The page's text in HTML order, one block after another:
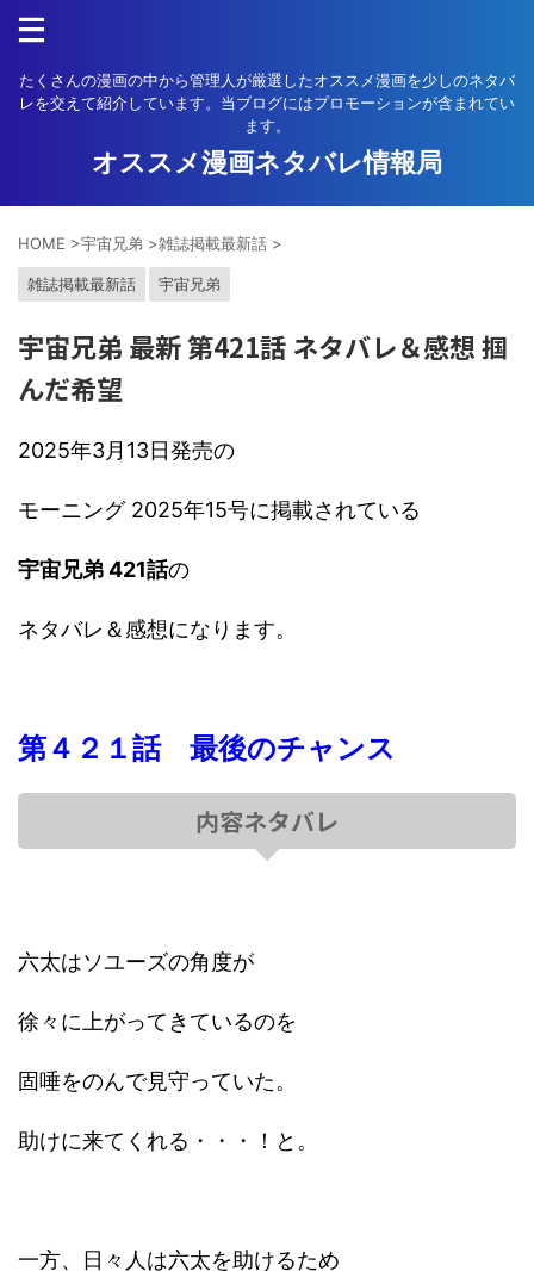
たくさんの漫画の中から管理人が厳選したオススメ漫画を少しのネタバ
レを交えて紹介しています。当ブログにはプロモーションが含まれてい
ます。
オススメ漫画ネタバレ情報局
HOME >宇宙兄弟 >雑誌掲載最新話 >
雑誌掲載最新話 宇宙兄弟
宇宙兄弟 最新 第421話 ネタバレ＆感想 掴
んだ希望
2025年3月13日発売の
モーニング 2025年15号に掲載されている
宇宙兄弟 421話の
ネタバレ＆感想になります。
第４２１話 最後のチャンス
内容ネタバレ
六太はソユーズの角度が
徐々に上がってきているのを
固唾をのんで見守っていた。
助けに来てくれる・・・！と。
一方、日々人は六太を助けるため